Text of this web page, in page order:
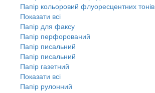
Папір кольоровий флуоресцентних тонів
Показати всі
Папір для факсу
Папір перфорований
Папір писальний
Папір писальний
Папір газетний
Показати всі
Папір рулонний